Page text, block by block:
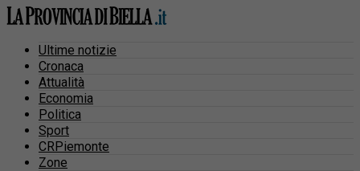
Ultime notizie
Cronaca
Attualità
Economia
Politica
Sport
CRPiemonte
Zone